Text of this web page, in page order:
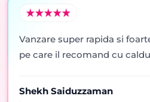
Vanzare super rapida si
pe care il recomand cu
Shekh Saiduzzaman